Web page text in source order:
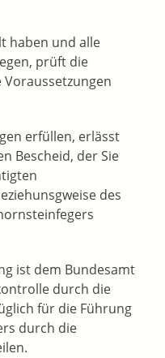
haben und alle
prüft die
Voraussetzungen
erfüllen, erlässt
Bescheid, der Sie
des
ist dem Bundesamt
durch die
für die Führung
durch die